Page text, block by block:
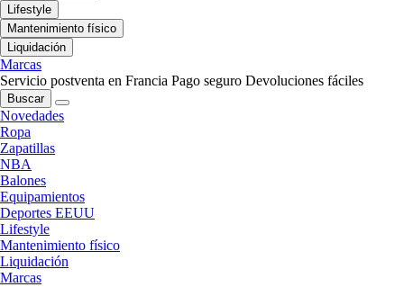
Lifestyle
Mantenimiento físico
Liquidación
Marcas
Servicio postventa en Francia Pago seguro Devoluciones fáciles
Buscar
Novedades
Ropa
Zapatillas
NBA
Balones
Equipamientos
Deportes EEUU
Lifestyle
Mantenimiento físico
Liquidación
Marcas